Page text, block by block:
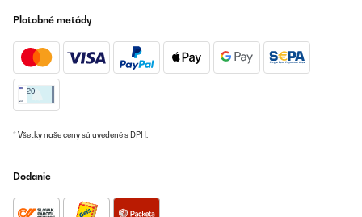
Works so well, even after years. I love it. I am never cold.
Amazon user
Preložiť
Ding anschalte, tropfen mir direkt die Schweißperlen von der
Stirn.Nachdem es nun auch unserer Katze so gefällt, dass sie
Platobné metódy
* Všetky naše ceny sú uvedené s DPH.
Dodanie